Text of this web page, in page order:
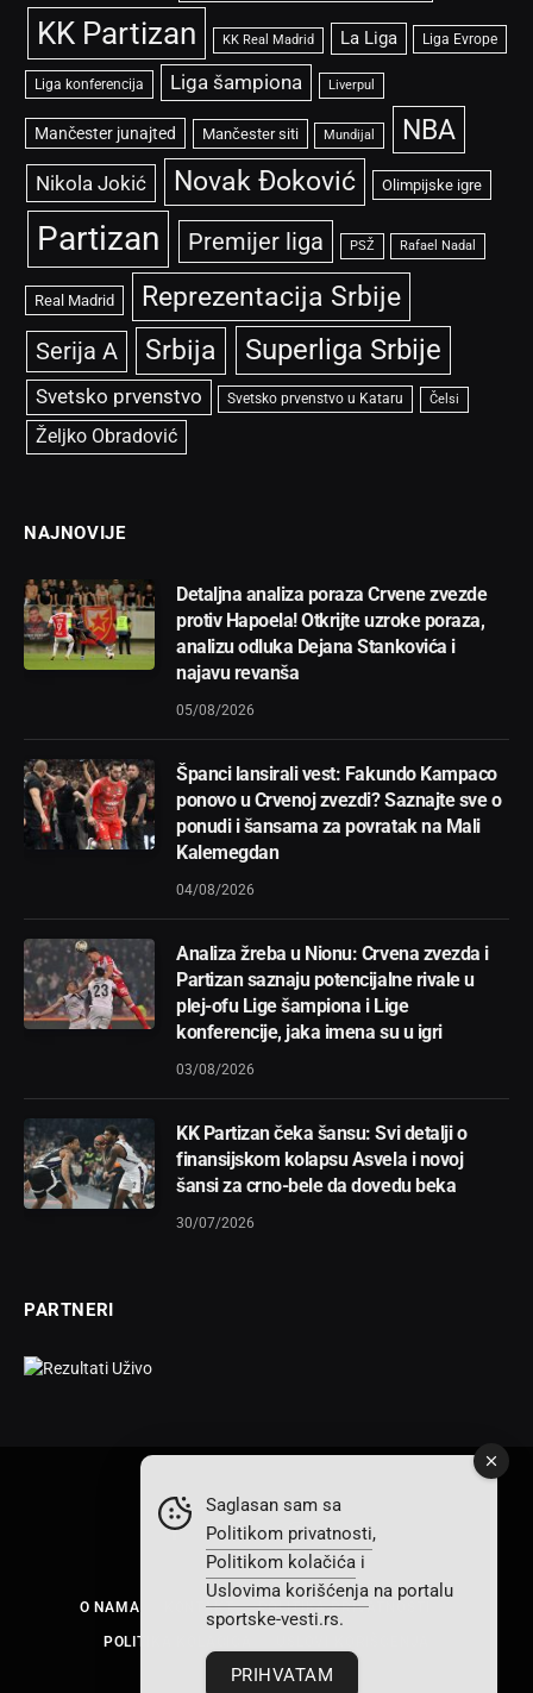
KK Partizan KK Real Madrid La Liga Liga Evrope
Liga konferencija Liga šampiona Liverpul
Mančester junajted Mančester siti Mundijal NBA
Nikola Jokić Novak Đoković Olimpijske igre
Partizan Premijer liga PSŽ Rafael Nadal
Real Madrid Reprezentacija Srbije
Serija A Srbija Superliga Srbije
Svetsko prvenstvo Svetsko prvenstvo u Kataru Čelsi
Željko Obradović
NAJNOVIJE
Detaljna analiza poraza Crvene zvezde
protiv Hapoela! Otkrijte uzroke poraza,
analizu odluka Dejana Stankovića i
najavu revanša
05/08/2026
Španci lansirali vest: Fakundo Kampaco
ponovo u Crvenoj zvezdi? Saznajte sve o
ponudi i šansama za povratak na Mali
Kalemegdan
04/08/2026
Analiza žreba u Nionu: Crvena zvezda i
Partizan saznaju potencijalne rivale u
plej-ofu Lige šampiona i Lige
konferencije, jaka imena su u igri
03/08/2026
KK Partizan čeka šansu: Svi detalji o
finansijskom kolapsu Asvela i novoj
šansi za crno-bele da dovedu beka
30/07/2026
PARTNERI
FacebookX
(Twitter)
InstagramTikTok
O NAMA KONTAKT POLITIKA PRIVATNOSTI
POLITIKA KOLAČIĆA
Saglasan sam sa
Politikom privatnosti,
Politikom kolačića i
Uslovima korišćenja na portalu
sportske-vesti.rs.
PRIHVATAM